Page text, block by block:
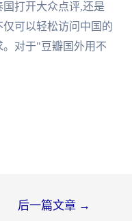
打开大众点评,还是
可以轻松访问中国的
对于"豆瓣国外用不
后一篇文章 →